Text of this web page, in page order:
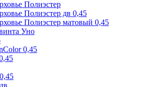
Полиэстер
Полиэстер дв 0,45
Полиэстер матовый 0,45
Уно
0,45